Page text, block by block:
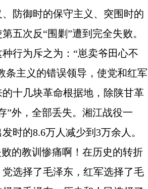
防御时的保守主义、突围时的
五次反“围剿”遭到完全失败。
行为斥之为：“崽卖爷田心不
条主义的错误领导，使党和红军
十几块革命根据地，除陕甘革
”外，全部丢失。湘江战役一
时的8.6万人减少到3万余人。
的教训惨痛啊！在历史的转折
选择了毛泽东，红军选择了毛